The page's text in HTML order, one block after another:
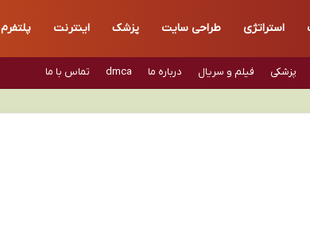
استراتژی طراحی سایت پزشک اینترنت پلتفرم
پزشکی فیلم و سریال درباره ما dmca تماس با ما